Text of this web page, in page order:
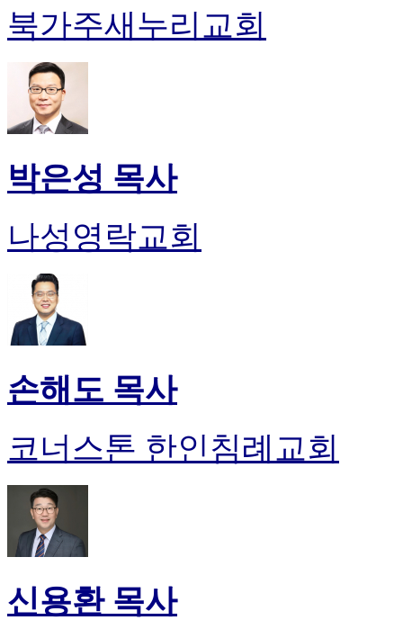
북가주새누리교회
박은성 목사
나성영락교회
손해도 목사
코너스톤 한인침례교회
신용환 목사